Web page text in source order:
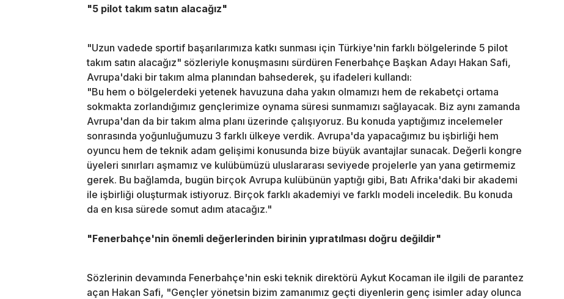
"5 pilot takım satın alacağız"
"Uzun vadede sportif başarılarımıza katkı sunması için Türkiye'nin farklı bölgelerinde 5 pilot
takım satın alacağız" sözleriyle konuşmasını sürdüren Fenerbahçe Başkan Adayı Hakan Safi,
Avrupa'daki bir takım alma planından bahsederek, şu ifadeleri kullandı:
"Bu hem o bölgelerdeki yetenek havuzuna daha yakın olmamızı hem de rekabetçi ortama
sokmakta zorlandığımız gençlerimize oynama süresi sunmamızı sağlayacak. Biz aynı zamanda
Avrupa'dan da bir takım alma planı üzerinde çalışıyoruz. Bu konuda yaptığımız incelemeler
sonrasında yoğunluğumuzu 3 farklı ülkeye verdik. Avrupa'da yapacağımız bu işbirliği hem
oyuncu hem de teknik adam gelişimi konusunda bize büyük avantajlar sunacak. Değerli kongre
üyeleri sınırları aşmamız ve kulübümüzü uluslararası seviyede projelerle yan yana getirmemiz
gerek. Bu bağlamda, bugün birçok Avrupa kulübünün yaptığı gibi, Batı Afrika'daki bir akademi
ile işbirliği oluşturmak istiyoruz. Birçok farklı akademiyi ve farklı modeli inceledik. Bu konuda
da en kısa sürede somut adım atacağız."
"Fenerbahçe'nin önemli değerlerinden birinin yıpratılması doğru değildir"
Sözlerinin devamında Fenerbahçe'nin eski teknik direktörü Aykut Kocaman ile ilgili de parantez
açan Hakan Safi, "Gençler yönetsin bizim zamanımız geçti diyenlerin genç isimler aday olunca